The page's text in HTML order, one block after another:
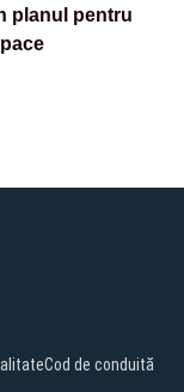
planul pentru
Cod de conduită